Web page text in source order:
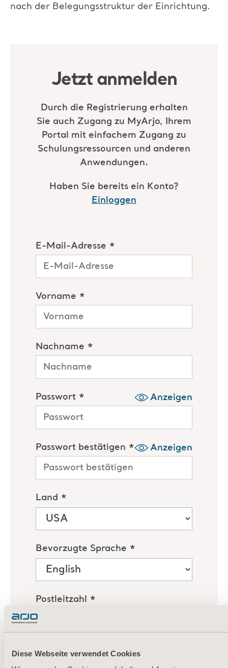
Diese Webseite verwendet Cookies
nach der Belegungsstruktur der Einrichtung.